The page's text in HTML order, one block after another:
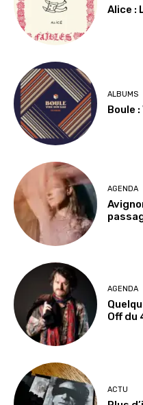
Alice :
ALBUMS
Boule
AGENDA
AGENDA
Off du
ACTU